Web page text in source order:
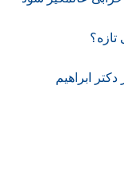
تازه؟
دکتر ابراهیم